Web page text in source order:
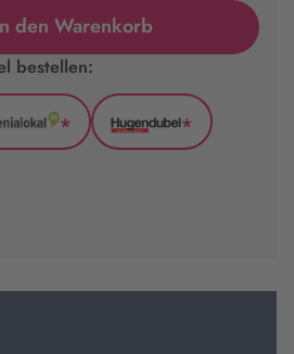
den Warenkorb
bestellen:
GenialLokal
*
Hugendubel
*